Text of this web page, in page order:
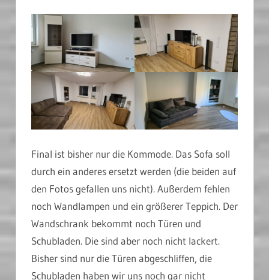
Final ist bisher nur die Kommode. Das Sofa soll
durch ein anderes ersetzt werden (die beiden auf
den Fotos gefallen uns nicht). Außerdem fehlen
noch Wandlampen und ein größerer Teppich. Der
Wandschrank bekommt noch Türen und
Schubladen. Die sind aber noch nicht lackert.
Bisher sind nur die Türen abgeschliffen, die
Schubladen haben wir uns noch gar nicht